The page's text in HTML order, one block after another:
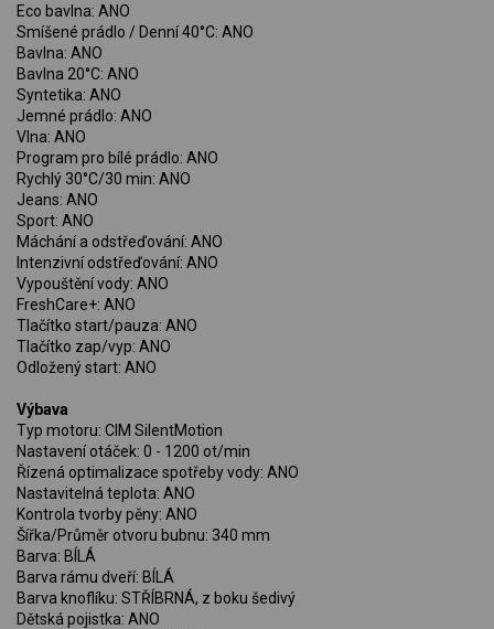
Eco bavlna: ANO
Smíšené prádlo / Denní 40°C: ANO
Bavlna: ANO
Bavlna 20°C: ANO
Syntetika: ANO
Jemné prádlo: ANO
Vlna: ANO
Program pro bílé prádlo: ANO
Rychlý 30°C/30 min: ANO
Jeans: ANO
Sport: ANO
Máchání a odstřeďování: ANO
Intenzivní odstřeďování: ANO
Vypouštění vody: ANO
FreshCare+: ANO
Tlačítko start/pauza: ANO
Tlačítko zap/vyp: ANO
Odložený start: ANO
Výbava
Typ motoru: CIM SilentMotion
Nastavení otáček: 0 - 1200 ot/min
Řízená optimalizace spotřeby vody: ANO
Nastavitelná teplota: ANO
Kontrola tvorby pěny: ANO
Šířka/Průměr otvoru bubnu: 340 mm
Barva: BÍLÁ
Barva rámu dveří: BÍLÁ
Barva knoflíku: STŘÍBRNÁ, z boku šedivý
Dětská pojistka: ANO